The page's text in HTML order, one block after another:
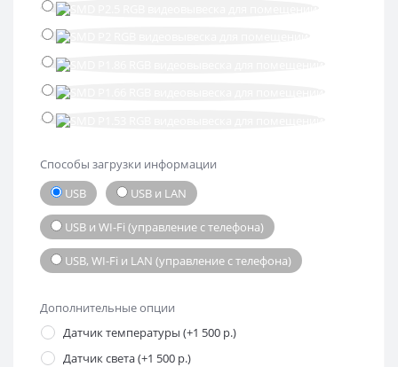
Способы загрузки информации
USB
USB и LAN
USB и WI-Fi (управление с телефона)
USB, WI-Fi и LAN (управление с телефона)
Дополнительные опции
Датчик температуры (+1 500 р.)
Датчик света (+1 500 р.)